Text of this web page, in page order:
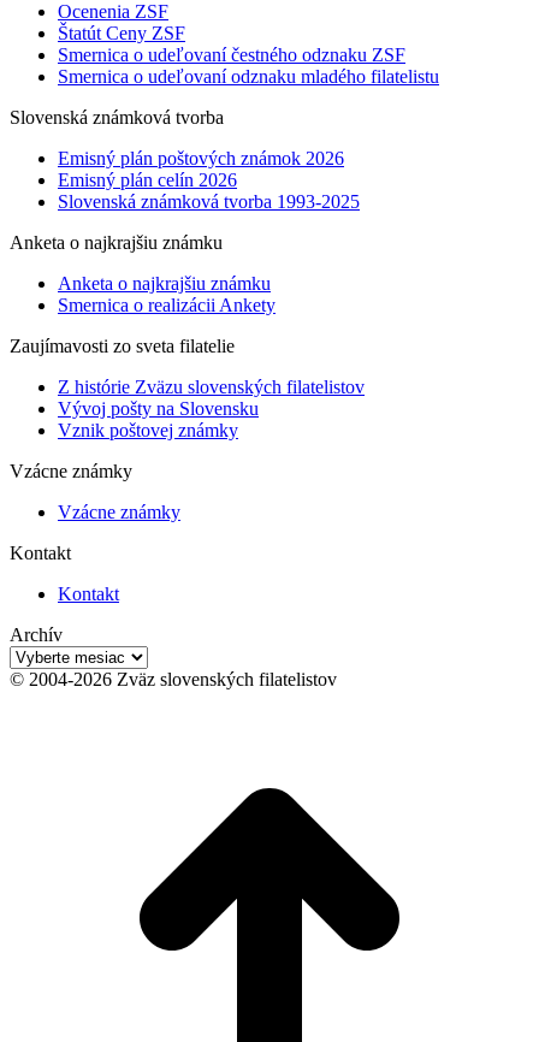
Ocenenia ZSF
Štatút Ceny ZSF
Smernica o udeľovaní čestného odznaku ZSF
Smernica o udeľovaní odznaku mladého filatelistu
Slovenská známková tvorba
Emisný plán poštových známok 2026
Emisný plán celín 2026
Slovenská známková tvorba 1993-2025
Anketa o najkrajšiu známku
Anketa o najkrajšiu známku
Smernica o realizácii Ankety
Zaujímavosti zo sveta filatelie
Z histórie Zväzu slovenských filatelistov
Vývoj pošty na Slovensku
Vznik poštovej známky
Vzácne známky
Vzácne známky
Kontakt
Kontakt
Archív
Archív
© 2004-2026 Zväz slovenských filatelistov